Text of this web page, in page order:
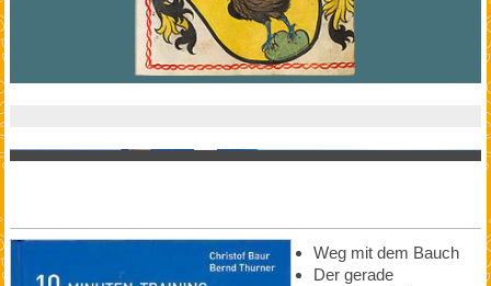
Weg mit dem Bauch
Der gerade